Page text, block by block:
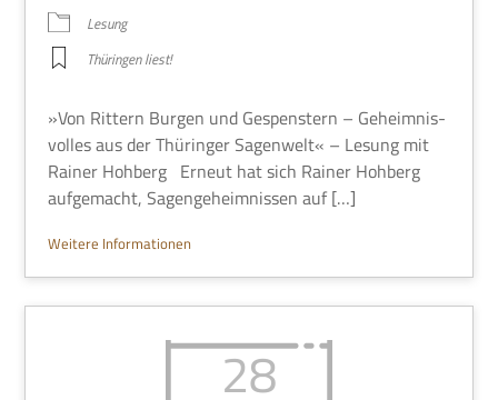
Lesung
Thü­rin­gen liest!
»Von Rit­tern Bur­gen und Gespen­stern – Geheim­nis­
vol­les aus der Thü­rin­ger Sagen­welt« – Lesung mit
Rai­ner Hoh­berg Erneut hat sich Rai­ner Hoh­berg
auf­ge­macht, Sagen­ge­heim­nis­sen auf […]
Wei­tere Informationen
28